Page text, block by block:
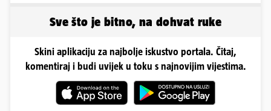
Sve što je bitno, na dohvat ruke
Skini aplikaciju za najbolje iskustvo portala. Čitaj,
komentiraj i budi uvijek u toku s najnovijim vijestima.